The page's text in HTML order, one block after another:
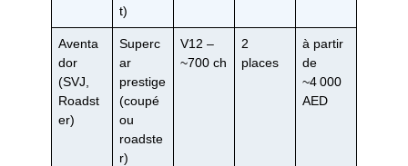
t)
Aventa
dor
(SVJ,
Roadst
er)
Superc
ar
prestige
(coupé
ou
roadste
r)
V12 –
~700 ch
2
places
à partir
de
~4 000
AED